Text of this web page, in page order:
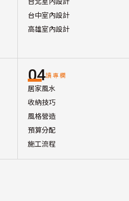
台中室內設計
高雄室內設計
04讀專欄
居家風水
收納技巧
風格營造
預算分配
施工流程